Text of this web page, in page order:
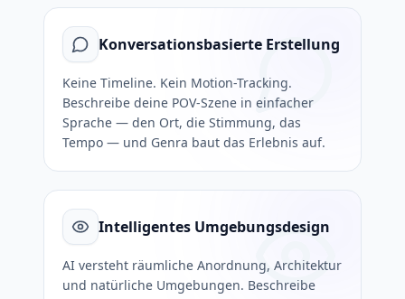
Konversationsbasierte Erstellung
Keine Timeline. Kein Motion-Tracking.
Beschreibe deine POV-Szene in einfacher
Sprache — den Ort, die Stimmung, das
Tempo — und Genra baut das Erlebnis auf.
Intelligentes Umgebungsdesign
AI versteht räumliche Anordnung, Architektur
und natürliche Umgebungen. Beschreibe